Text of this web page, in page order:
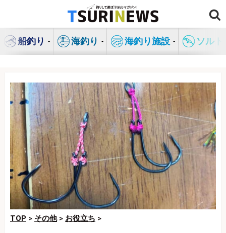
ン
船釣り 海釣り 海釣り施設 ソル
TOP > その他> お役立ち >